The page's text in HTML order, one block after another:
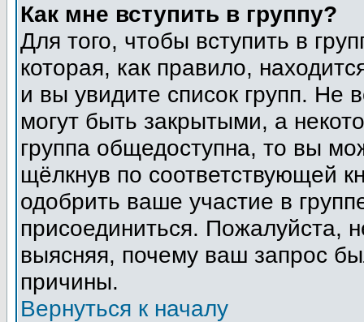
Как мне вступить в группу?
Для того, чтобы вступить в
которая, как правило,
и вы увидите список групп. Не
могут быть закрытыми, а
группа общедоступна, то вы
щёлкнув по соответствующей
одобрить ваше участие в
присоединиться. Пожалуйста,
выясняя, почему ваш запрос
причины.
Вернуться к началу